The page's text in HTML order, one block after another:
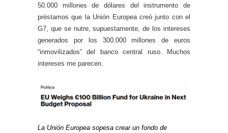
50.000 millones de dólares del instrumento de
préstamos que la Unión Europea creó junto con el
G7, que se nutre, supuestamente, de los intereses
generados por los 300.000 millones de euros
“inmovilizados” del banco central ruso. Muchos
intereses me parecen.
La Unión Europea sopesa crear un fondo de